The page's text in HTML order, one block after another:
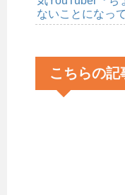
ないことになっ
こちらの